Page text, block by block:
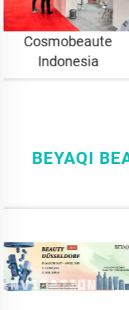
Cosmobeaute
Indonesia
BEYAQI